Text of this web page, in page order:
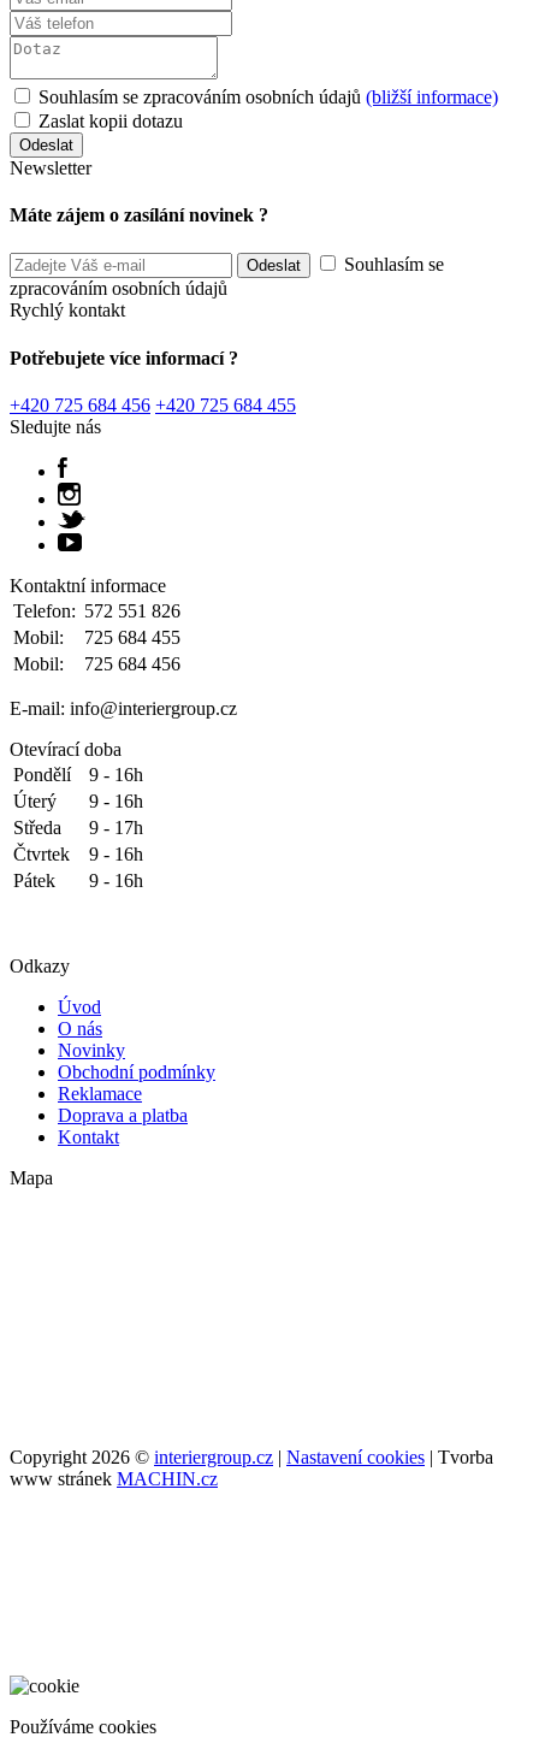
Souhlasím se zpracováním osobních údajů (bližší informace)
Zaslat kopii dotazu
Newsletter
Máte zájem o zasílání novinek ?
Souhlasím se
zpracováním osobních údajů
Rychlý kontakt
Potřebujete více informací ?
+420 725 684 456 +420 725 684 455
Sledujte nás
Kontaktní informace
Telefon: 572 551 826
Mobil:
725 684 455
Mobil:
725 684 456
E-mail: info@interiergroup.cz
Otevírací doba
Pondělí
9 - 16h
Úterý
9 - 16h
Středa
9 - 17h
Čtvrtek
9 - 16h
Pátek
9 - 16h
Odkazy
Úvod
O nás
Novinky
Obchodní podmínky
Reklamace
Doprava a platba
Kontakt
Mapa
Copyright 2026 © interiergroup.cz | Nastavení cookies | Tvorba
www stránek MACHIN.cz
Používáme cookies